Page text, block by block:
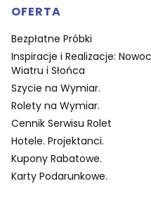
OFERTA
Bezpłatne Próbki
Inspiracje i Realizacje:
Wiatru i Słońca
Szycie na Wymiar.
Rolety na Wymiar.
Cennik Serwisu Rolet
Hotele. Projektanci.
Kupony Rabatowe.
Karty Podarunkowe.